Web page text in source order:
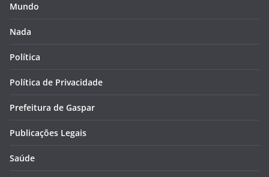
Mundo
Nada
Política
Política de Privacidade
Prefeitura de Gaspar
Publicações Legais
Saúde